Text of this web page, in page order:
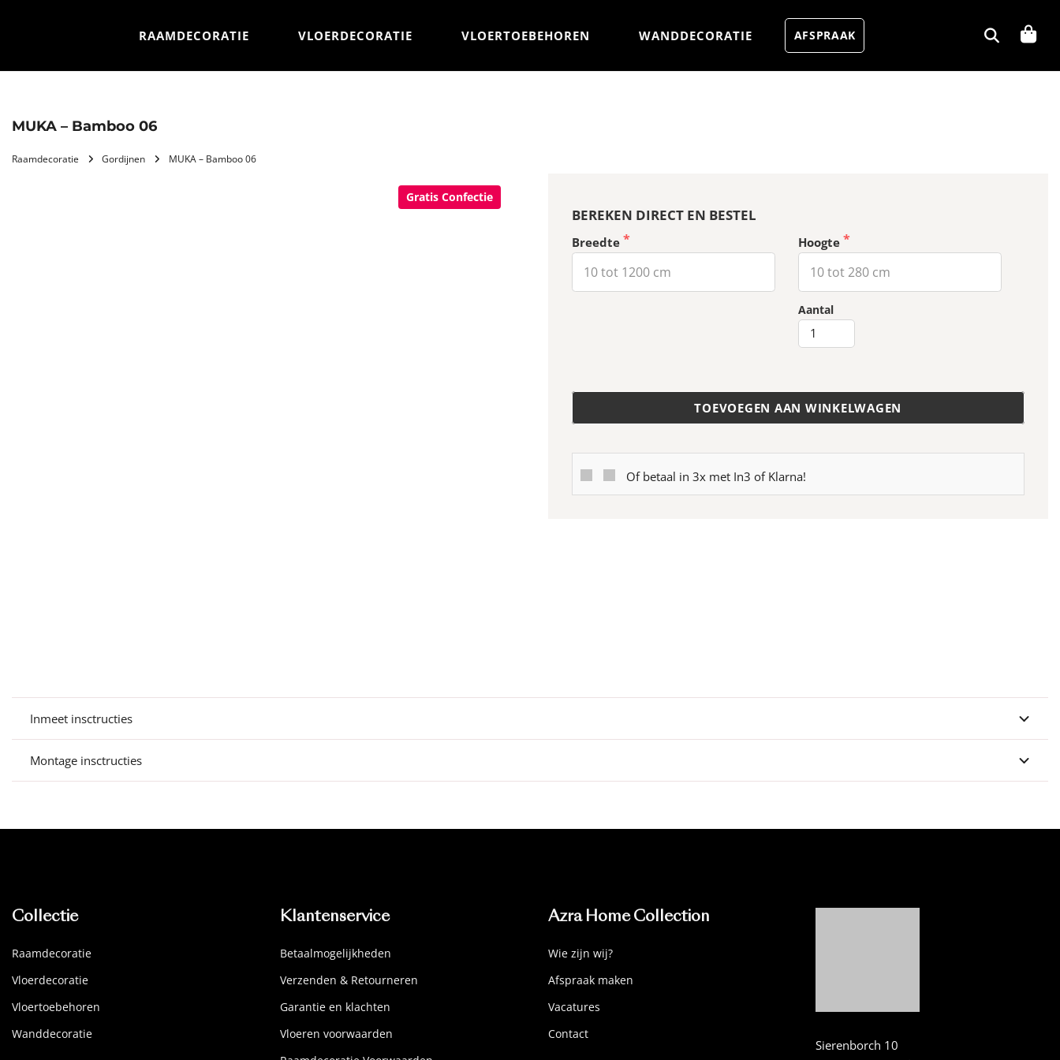
RAAMDECORATIE VLOERDECORATIE VLOERTOEBEHOREN WANDDECORATIE AFSPRAAK
MUKA – Bamboo 06
Raamdecoratie Gordijnen MUKA – Bamboo 06
Gratis Confectie
BEREKEN DIRECT EN BESTEL
Breedte Hoogte
Aantal
TOEVOEGEN AAN WINKELWAGEN
Of betaal in 3x met In3 of Klarna!
Inmeet insctructies
Montage insctructies
Collectie
Raamdecoratie
Vloerdecoratie
Vloertoebehoren
Wanddecoratie
Klantenservice
Betaalmogelijkheden
Verzenden & Retourneren
Garantie en klachten
Vloeren voorwaarden
Azra Home Collection
Wie zijn wij?
Afspraak maken
Vacatures
Contact
Sierenborch 10